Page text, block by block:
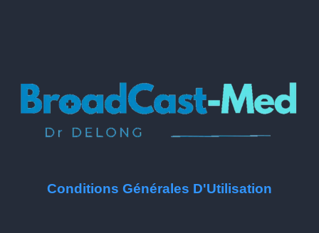
Conditions Générales D'Utilisation